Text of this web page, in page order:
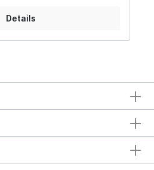
Details